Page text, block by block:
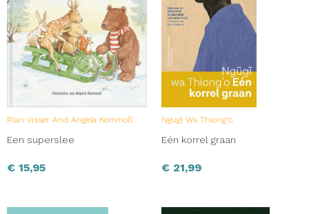
Rian Visser And Angela Kommoß
Een superslee
€ 15,95
Ngugi Wa Thiong'o
Eén korrel graan
€ 21,99